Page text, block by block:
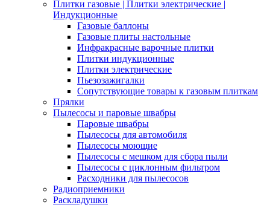
Плитки газовые | Плитки электрические |
Индукционные
Газовые баллоны
Газовые плиты настольные
Инфракрасные варочные плитки
Плитки индукционные
Плитки электрические
Пьезозажигалки
Сопутствующие товары к газовым плиткам
Прялки
Пылесосы и паровые швабры
Паровые швабры
Пылесосы для автомобиля
Пылесосы моющие
Пылесосы с мешком для сбора пыли
Пылесосы с циклонным фильтром
Расходники для пылесосов
Радиоприемники
Раскладушки